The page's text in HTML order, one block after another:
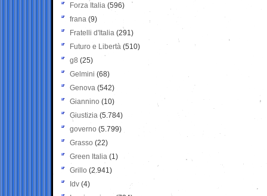
Forza Italia (596)
frana (9)
Fratelli d'Italia (291)
Futuro e Libertà (510)
g8 (25)
Gelmini (68)
Genova (542)
Giannino (10)
Giustizia (5.784)
governo (5.799)
Grasso (22)
Green Italia (1)
Grillo (2.941)
Idv (4)